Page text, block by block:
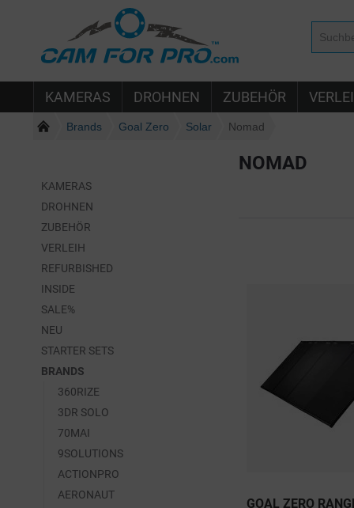
KAMERAS DROHNEN ZUBEHÖR
Brands Goal Zero Solar Nomad
KAMERAS
DROHNEN
ZUBEHÖR
VERLEIH
REFURBISHED
INSIDE
SALE%
NEU
STARTER SETS
BRANDS
360RIZE
3DR SOLO
70MAI
9SOLUTIONS
ACTIONPRO
AERONAUT
NOMAD
GOAL ZERO